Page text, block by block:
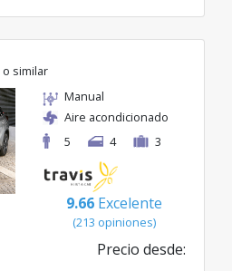
o similar
Manual
Aire acondicionado
5
4 3
9.66 Excelente
(213 opiniones)
Precio desde: